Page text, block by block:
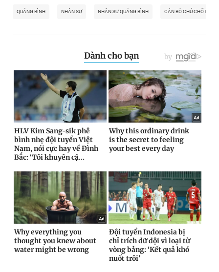
QUẢNG BÌNH NHÂN SỰ NHÂN SỰ QUẢNG BÌNH CÁN BỘ CHỦ CHỐT